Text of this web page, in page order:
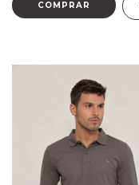
COMPRAR